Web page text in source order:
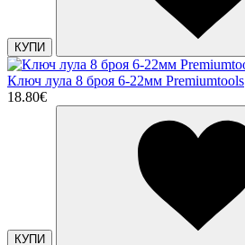
КУПИ
Ключ лула 8 броя 6-22мм Premiumtools
18.80€
КУПИ